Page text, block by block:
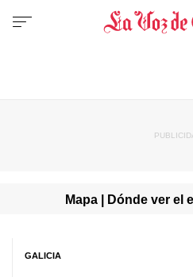
Mapa | Dónde ver el
GALICIA